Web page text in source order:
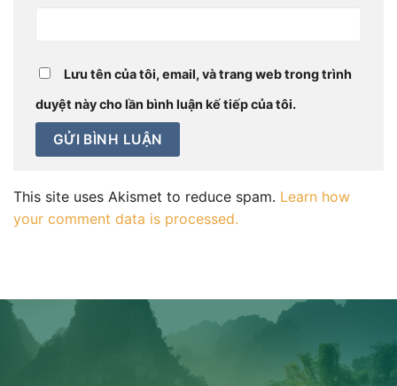
Lưu tên của tôi, email, và trang web trong trình
duyệt này cho lần bình luận kế tiếp của tôi.
This site uses Akismet to reduce spam. Learn how
your comment data is processed.